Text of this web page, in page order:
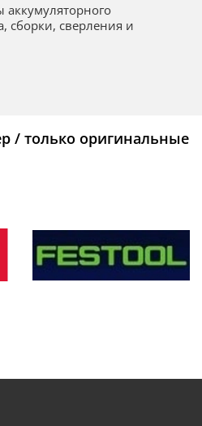
сборки, сверления и
/ только оригинальные